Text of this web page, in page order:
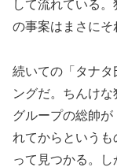
して流れている
の事案はまさにそ
続いての「タナタ
ングだ。ちんけ
グループの総帥
れてからという
って見つかる。